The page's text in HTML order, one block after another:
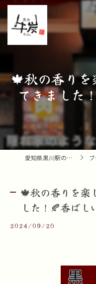
🍁秋の香り
てきました
愛知県黒川駅の焼肉なら焼肉 牛炭 ブログ
🍁秋の香りを楽
した！🍂香ば
2024/09/20